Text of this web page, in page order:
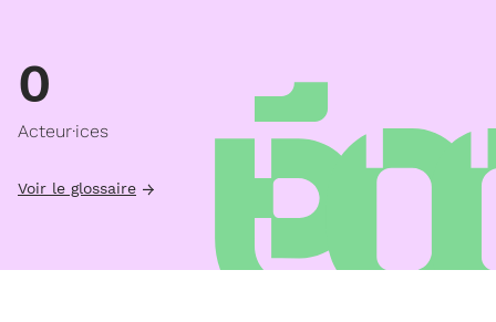
0
Acteur·ices
Voir le glossaire